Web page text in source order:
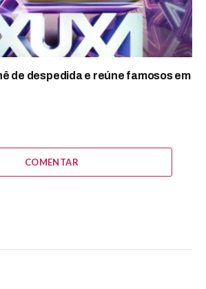
de despedida e reúne famosos em
COMENTAR